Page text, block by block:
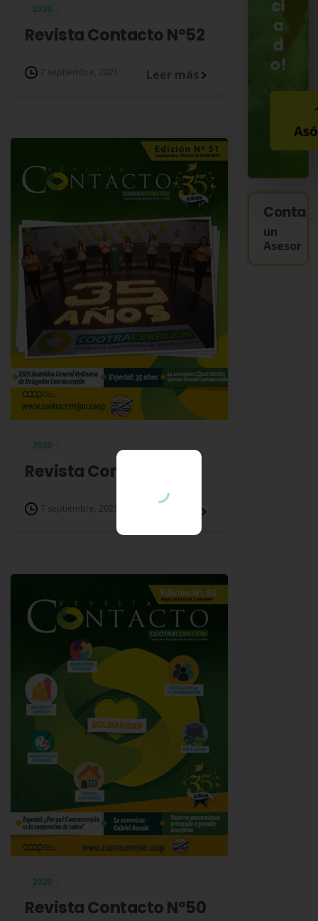
2020
Revista Contacto Nº52
7 septiembre, 2021 Leer más
2020
Revista Contacto Nº51
7 septiembre, 2021
2020
Revista Contacto Nº50
ci
a
d
o!
un
Asesor